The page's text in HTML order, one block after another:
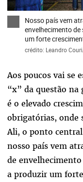
Nosso país vem
envelhecimento
um forte
crédito: Leandro
Aos poucos vai se
“x” da questão na
é o elevado
obrigatórias, onde
Ali, o ponto
nosso país vem
de envelhecimento
a produzir um